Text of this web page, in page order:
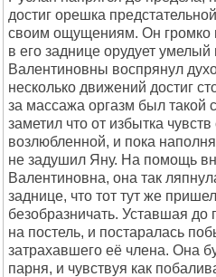
достиг орешка
своим ощущениям. Он громко
в его заднице орудует
Валентиновны воспрянул
несколько движений достиг
за массажа оргазм был такой
заметил что от избытка
возлюбленной, и пока
не задушил Яну. На помощь
Валентиновна, она так
заднице, что тот тут же
безобразничать. Уставшая
на постель, и постаралась
затрахавшего её члена. Она
парня, и чувствуя как